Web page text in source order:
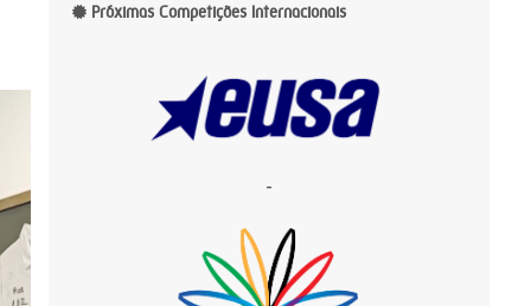
Próximas Competições Internacionais
-